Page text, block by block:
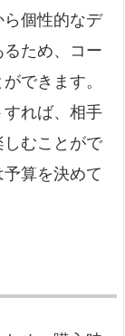
個性的なデ
ため、コー
できます。
れば、相手
むことがで
算を決めて